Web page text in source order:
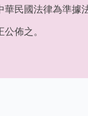
民國法律為準據
佈之。